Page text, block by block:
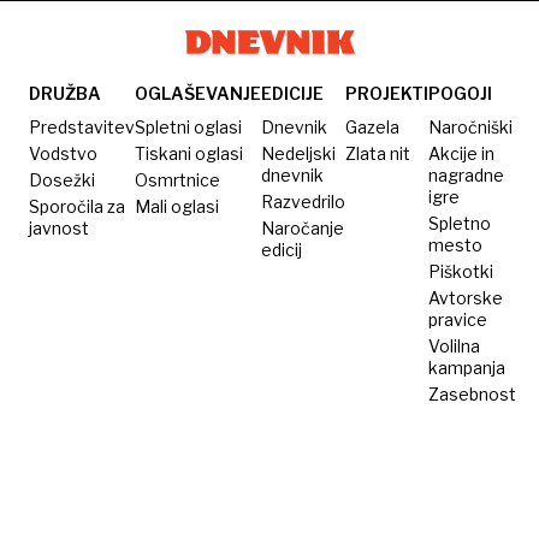
pridem
ven"
DRUŽBA
Predstavitev
Vodstvo
Dosežki
Sporočila za
javnost
OGLAŠEVANJE
Spletni oglasi
Tiskani oglasi
Osmrtnice
Mali oglasi
EDICIJE
Dnevnik
Nedeljski
dnevnik
Razvedrilo
Naročanje
edicij
PROJEKTI
Gazela
Zlata nit
POGOJI
Naročniški
Akcije in
nagradne
igre
Spletno
mesto
Piškotki
Avtorske
pravice
Volilna
kampanja
Zasebnost